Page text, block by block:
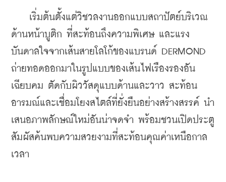
เริ่มต้นตั้งแต่วิชวลงานออกแบบสถาปัตย์บริเวณ
ด้านหน้าบูติก ที่สะท้อนถึงความพิเศษ และแรง
บันดาลใจจากเส้นสายโลโก้ของแบรนด์ DERMOND
ถ่ายทอดออกมาในรูปแบบของเส้นไฟเรืองรองอัน
เฉียบคม ตัดกับผิววัสดุแบบด้านและวาว สะท้อน
อารมณ์และเชื่อมโยงสไตล์ที่ยั่งยืนอย่างสร้างสรรค์ นำ
เสนอภาพลักษณ์ใหม่อันน่าจดจำ พร้อมชวนเปิดประตู
สัมผัสค้นพบความสวยงามที่สะท้อนคุณค่าเหนือกาล
เวลา